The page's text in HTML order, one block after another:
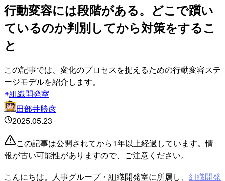
行動変容には段階がある。どこで躓い
ているのか判別してから対策をするこ
と
この記事では、変化のプロセスを捉えるための行動変容ステ
ージモデルを紹介します。
組織開発室
田部井勝彦
2025.05.23
この記事は公開されてから1年以上経過しています。情
報が古い可能性がありますので、ご注意ください。
こんにちは。人事グループ・組織開発室に所属し、 組織開発